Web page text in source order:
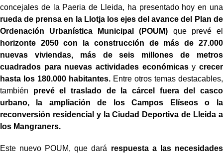
concejales de la Paeria de Lleida, ha presentado hoy en una
rueda de prensa en la Llotja los ejes del avance del Plan de
Ordenación Urbanística Municipal (POUM) que prevé el
horizonte 2050 con la construcción de más de 27.000
nuevas viviendas, más de seis millones de metros
cuadrados para nuevas actividades económicasy crecer
hasta los 180.000 habitantes.Entre otros temas destacables,
también prevé el traslado de la cárcel fuera del casco
urbano, la ampliación de los Campos Elíseos o la
reconversión residencial y la Ciudad Deportiva de Lleida a
los Mangraners.
Este nuevo POUM, que dará respuesta a las necesidades